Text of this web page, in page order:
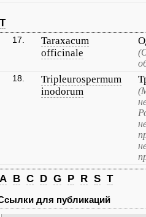
T
17.
Taraxacum
officinale
18.
Tripleurospermum
inodorum
A B C D G P R S T
для публикаций